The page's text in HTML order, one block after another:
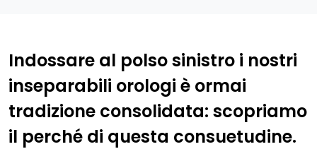
Indossare al polso sinistro i nostri
inseparabili orologi è ormai
tradizione consolidata: scopriamo
il perché di questa consuetudine.